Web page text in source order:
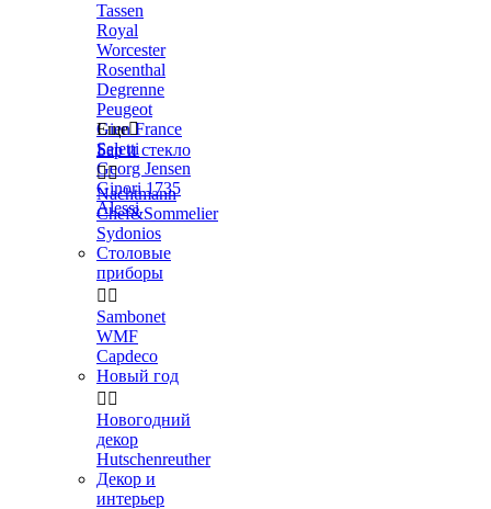
Tassen
Royal
Worcester
Rosenthal
Degrenne
Peugeot
Gien France
Seletti
Georg Jensen
Ginori 1735
Alessi
Еще
Бар и стекло

Nachtmann
Chef&Sommelier
Sydonios
Столовые
приборы
 
Sambonet
WMF
Capdeco
Новый год
 
Новогодний
декор
Hutschenreuther
Декор и
интерьер